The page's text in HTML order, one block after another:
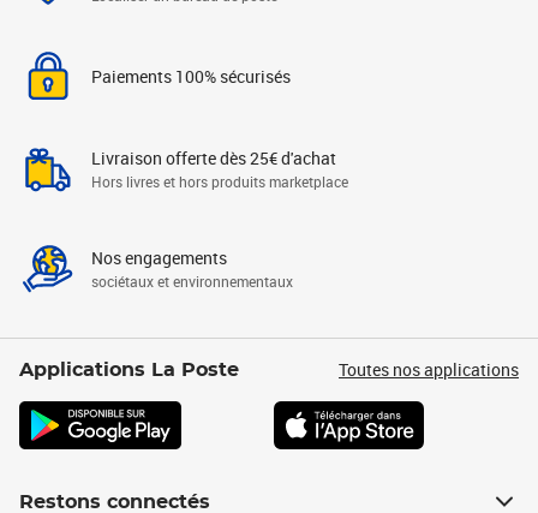
Paiements 100% sécurisés
Livraison offerte dès 25€ d'achat
Hors livres et hors produits marketplace
Nos engagements
sociétaux et environnementaux
Applications La Poste Toutes nos applications
Restons connectés